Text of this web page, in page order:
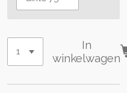
In
winkelwagen